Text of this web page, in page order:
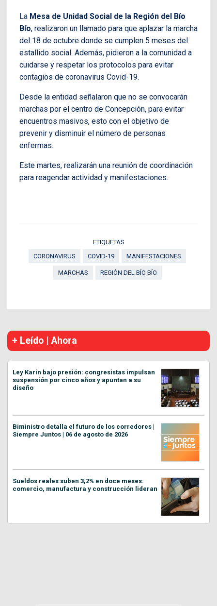
La Mesa de Unidad Social de la Región del Bío
Bío, realizaron un llamado para que aplazar la marcha
del 18 de octubre donde se cumplen 5 meses del
estallido social. Además, pidieron a la comunidad a
cuidarse y respetar los protocolos para evitar
contagios de coronavirus Covid-19.
Desde la entidad señalaron que no se convocarán
marchas por el centro de Concepción, para evitar
encuentros masivos, esto con el objetivo de
prevenir y disminuir el número de personas
enfermas.
Este martes, realizarán una reunión de coordinación
para reagendar actividad y manifestaciones.
ETIQUETAS
CORONAVIRUS
COVID-19 MANIFESTACIONES
MARCHAS REGIÓN DEL BÍO BÍO
+ Leído | Ahora
Ley Karin bajo presión: congresistas impulsan
suspensión por cinco años y apuntan a su
diseño
Biministro detalla el futuro de los corredores |
Siempre Juntos | 06 de agosto de 2026
Sueldos reales suben 3,2% en doce meses:
comercio, manufactura y construcción lideran